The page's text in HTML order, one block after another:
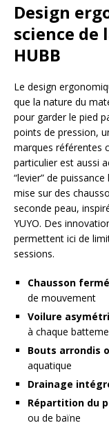
Design
science de
HUBB
Le design
que la nature du
pour garder le pied
points de pression,
marques référentes
particulier est aussi
“levier” de
mise sur des
seconde peau,
YUYO. Des
permettent ici de
sessions.
Chausson
de mouvement
Voilure
à chaque
Bouts arrondis
aquatique
Drainage
Répartition du
ou de baïne